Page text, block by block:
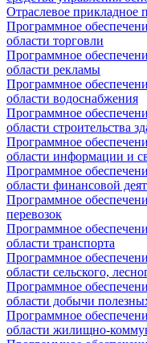
Отраслевое прикладное
Программное
области торговли
Программное
области рекламы
Программное
области водоснабжения
Программное
области строительства
Программное
области информации и
Программное
области финансовой
Программное
перевозок
Программное
области транспорта
Программное
области сельского,
Программное
области добычи
Программное
области жилищно-